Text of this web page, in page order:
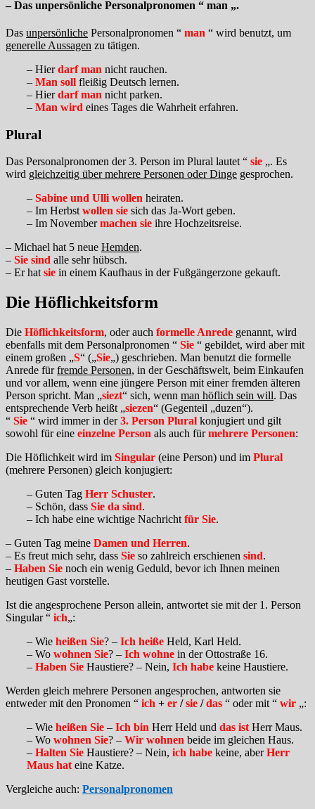
– Das unpersönliche Personalpronomen “ man „.
Das unpersönliche Personalpronomen “ man “ wird benutzt, um
generelle Aussagen zu tätigen.
– Hierdarf man nicht rauchen.
– Man soll fleißig Deutsch lernen.
– Hierdarf man nicht parken.
– Man wird eines Tages die Wahrheit erfahren.
Plural
Das Personalpronomen der 3. Person im Plural lautet “ sie „. Es
wird gleichzeitig über mehrere Personen oder Dinge gesprochen.
– Sabine und Ulli wollen heiraten.
– Im Herbst wollen sie sich das Ja-Wort geben.
– Im Novembermachen sie ihre Hochzeitsreise.
– Michael hat 5 neue Hemden.
– Sie sind alle sehr hübsch.
– Er hat sie in einem Kaufhaus in der Fußgängerzone gekauft.
Die Höflichkeitsform
Die Höflichkeitsform, oder auch formelle Anrede genannt, wird
ebenfalls mit dem Personalpronomen “ Sie “ gebildet, wird aber mit
einem großen „S“ („Sie„) geschrieben. Man benutzt die formelle
Anrede fürfremde Personen, in der Geschäftswelt, beim Einkaufen
und vor allem, wenn eine jüngere Person mit einer fremden älteren
Person spricht. Man „siezt“ sich, wenn man höflich sein will. Das
entsprechende Verb heißt „siezen“ (Gegenteil „duzen“).
“ Sie “ wird immer in der3. Person Plural konjugiert und gilt
sowohl für eine einzelne Person als auch fürmehrere Personen:
Die Höflichkeit wird im Singular (eine Person) und im Plural
(mehrere Personen) gleich konjugiert:
– Guten Tag Herr Schuster.
– Schön, dass Sie da sind.
– Ich habe eine wichtige Nachricht für Sie.
– Guten Tag meine Damen und Herren.
– Es freut mich sehr, dass Sie so zahlreich erschienen sind.
– Haben Sie noch ein wenig Geduld, bevor ich Ihnen meinen
heutigen Gast vorstelle.
Ist die angesprochene Person allein, antwortet sie mit der 1. Person
Singular “ ich„:
– Wie heißen Sie? – Ich heiße Held, Karl Held.
– Wo wohnen Sie? – Ich wohne in der Ottostraße 16.
– Haben Sie Haustiere? – Nein, Ich habe keine Haustiere.
Werden gleich mehrere Personen angesprochen, antworten sie
entweder mit den Pronomen “ ich + er /sie /das “ oder mit “ wir „:
– Wie heißen Sie – Ich bin Herr Held und das ist Herr Maus.
– Wo wohnen Sie? – Wir wohnen beide im gleichen Haus.
– Halten Sie Haustiere? – Nein, ich habe keine, aberHerr
Maus hat eine Katze.
Vergleiche auch: Personalpronomen